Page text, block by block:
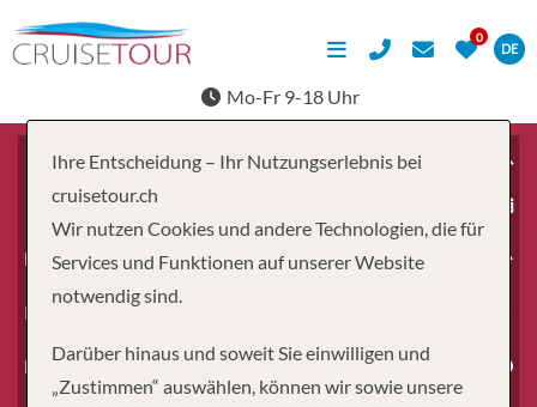
DE
Mo-Fr 9-18 Uhr
Erwachsene
Kinder
Dauer
Ihre Entscheidung – Ihr Nutzungserlebnis bei
cruisetour.ch
Wir nutzen Cookies und andere Technologien, die für
Services und Funktionen auf unserer Website
notwendig sind.
Darüber hinaus und soweit Sie einwilligen und
„Zustimmen“ auswählen, können wir sowie unsere